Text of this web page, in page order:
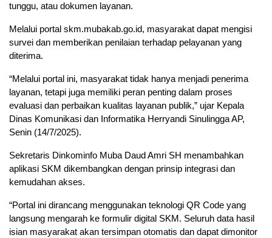
tunggu, atau dokumen layanan.
Melalui portal skm.mubakab.go.id, masyarakat dapat mengisi
survei dan memberikan penilaian terhadap pelayanan yang
diterima.
“Melalui portal ini, masyarakat tidak hanya menjadi penerima
layanan, tetapi juga memiliki peran penting dalam proses
evaluasi dan perbaikan kualitas layanan publik,” ujar Kepala
Dinas Komunikasi dan Informatika Herryandi Sinulingga AP,
Senin (14/7/2025).
Sekretaris Dinkominfo Muba Daud Amri SH menambahkan
aplikasi SKM dikembangkan dengan prinsip integrasi dan
kemudahan akses.
“Portal ini dirancang menggunakan teknologi QR Code yang
langsung mengarah ke formulir digital SKM. Seluruh data hasil
isian masyarakat akan tersimpan otomatis dan dapat dimonitor